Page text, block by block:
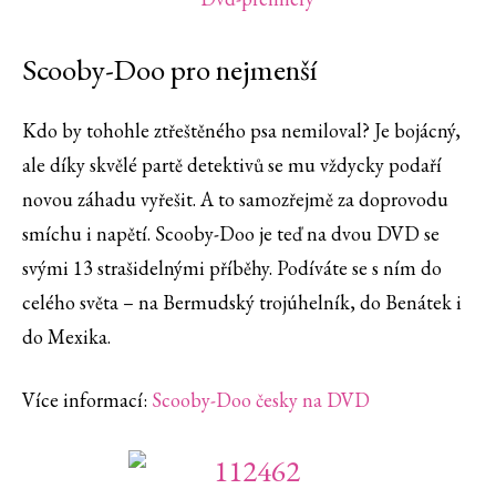
Scooby-Doo pro nejmenší
Kdo by tohohle ztřeštěného psa nemiloval? Je bojácný,
ale díky skvělé partě detektivů se mu vždycky podaří
novou záhadu vyřešit. A to samozřejmě za doprovodu
smíchu i napětí. Scooby-Doo je teď na dvou DVD se
svými 13 strašidelnými příběhy. Podíváte se s ním do
celého světa – na Bermudský trojúhelník, do Benátek i
do Mexika.
Více informací: Scooby-Doo česky na DVD